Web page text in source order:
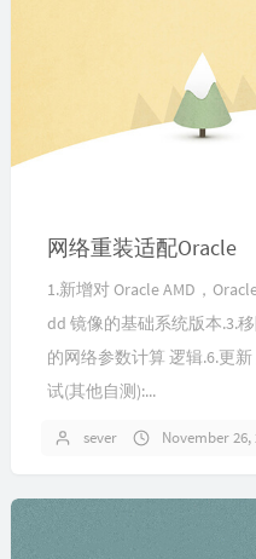
网络重装适配Oracle
1.新增对 Oracle AMD，
dd 镜像的基础系统版本.3.
的网络参数计算 逻辑.6.更
试(其他自测):...
sever November 26,